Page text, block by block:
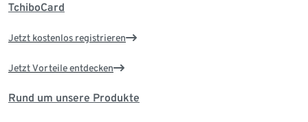
TchiboCard
Jetzt kostenlos registrieren
Jetzt Vorteile entdecken
Rund um unsere Produkte